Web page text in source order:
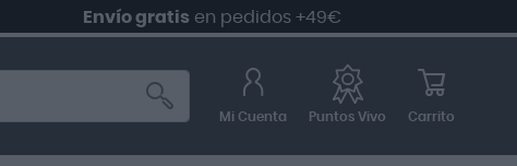
Envío gratisen pedidos +49€
Mi Cuenta Puntos Vivo Carrito